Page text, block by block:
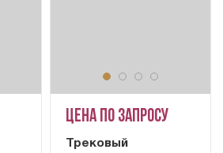
Цена по запросу
Трековый